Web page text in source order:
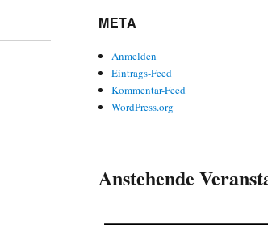
META
Anmelden
Eintrags-Feed
Kommentar-Feed
WordPress.org
Anstehende